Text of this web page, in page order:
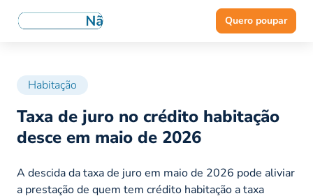
Quero poupar
Habitação
Taxa de juro no crédito habitação
desce em maio de 2026
A descida da taxa de juro em maio de 2026 pode aliviar
a prestação de quem tem crédito habitação a taxa